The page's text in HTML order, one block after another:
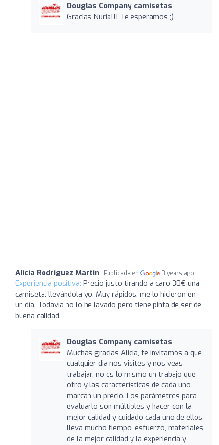
Douglas Company camisetas
Gracias Nuria!!! Te esperamos ;)
Alicia Rodriguez Martin Publicada en 3 years ago
Experiencia positiva: Precio justo tirando a caro 30€ una
camiseta, llevándola yo. Muy rápidos, me lo hicieron en
un día. Todavía no lo he lavado pero tiene pinta de ser de
buena calidad.
Douglas Company camisetas
Muchas gracias Alicia, te invitamos a que
cualquier dia nos visites y nos veas
trabajar, no es lo mismo un trabajo que
otro y las características de cada uno
marcan un precio. Los parámetros para
evaluarlo son múltiples y hacer con la
mejor calidad y cuidado cada uno de ellos
lleva mucho tiempo, esfuerzo, materiales
de la mejor calidad y la experiencia y